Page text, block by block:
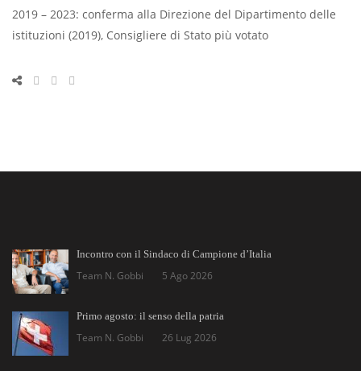
2019 – 2023: conferma alla Direzione del Dipartimento delle
istituzioni (2019), Consigliere di Stato più votato
Incontro con il Sindaco di Campione d’Italia
Team N. Gobbi 5 Ago 2026
Primo agosto: il senso della patria
Team N. Gobbi 26 Lug 2026